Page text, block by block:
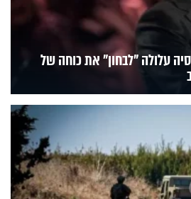
עלולה "לבחון" את כוחה של